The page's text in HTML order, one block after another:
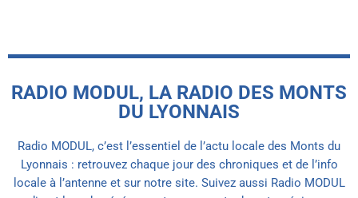
RADIO MODUL, LA RADIO DES MONTS
DU LYONNAIS
Radio MODUL, c’est l’essentiel de l’actu locale des Monts du
Lyonnais : retrouvez chaque jour des chroniques et de l’info
locale à l’antenne et sur notre site. Suivez aussi Radio MODUL